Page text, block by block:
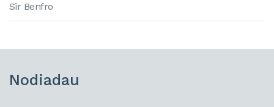
Sir Benfro
Nodiadau